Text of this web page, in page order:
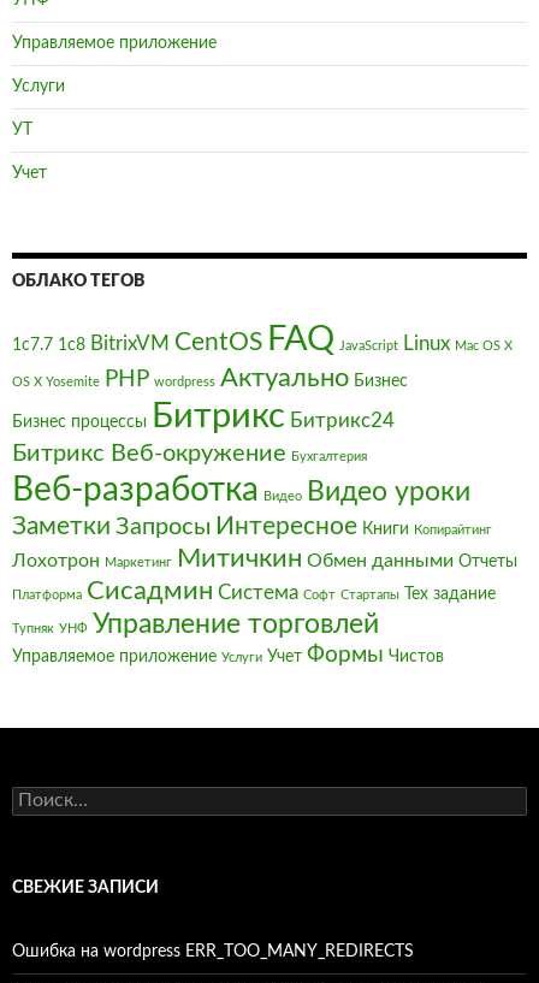
Управляемое приложение
Услуги
УТ
Учет
ОБЛАКО ТЕГОВ
1с7.7 1с8 BitrixVM CentOS FAQ JavaScript Linux Mac OS X
OS X Yosemite PHP wordpress Актуально Бизнес
Бизнес процессы Битрикс Битрикс24
Битрикс Веб-окружение Бухгалтерия
Веб-разработка Видео Видео уроки
Заметки Запросы Интересное Книги Копирайтинг
Лохотрон Маркетинг Митичкин Обмен данными Отчеты
Платформа Сисадмин Система Софт Стартапы Тех задание
Тупняк УНФ Управление торговлей
Управляемое приложение Услуги Учет Формы Чистов
Найти:
СВЕЖИЕ ЗАПИСИ
Ошибка на wordpress ERR_TOO_MANY_REDIRECTS